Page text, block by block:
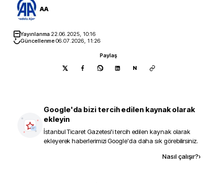
AA
Yayınlanma 22.06.2025, 10:16
Güncellenme06.07.2026, 11:26
Paylaş
N
Google'da bizi tercih edilen kaynak olarak
ekleyin
İstanbul Ticaret Gazetesi'i tercih edilen kaynak olarak
ekleyerek haberlerimizi Google'da daha sık görebilirsiniz.
Nasıl çalışır?›